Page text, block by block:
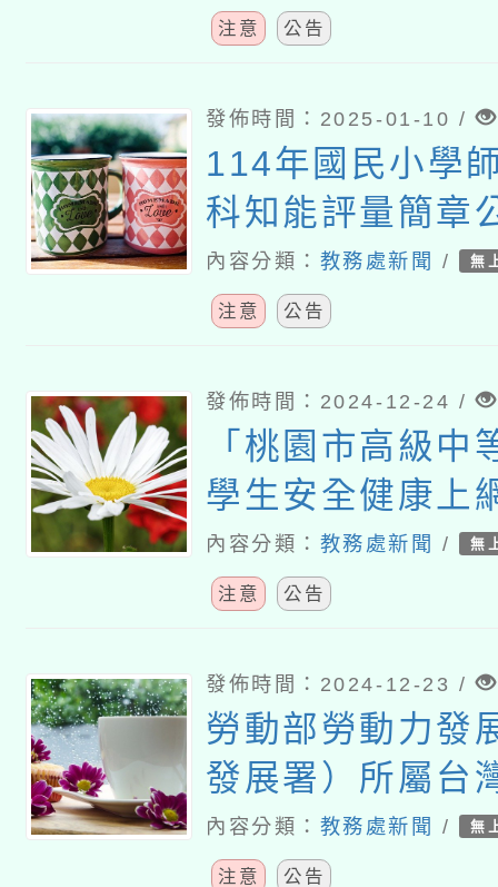
辨識技術個人資
注意 公告
發佈時間：2025-01-10 /
114年國民小學
科知能評量簡章
內容分類： 教務處新聞 / 無
注意 公告
發佈時間：2024-12-24 /
「桃園市高級中
學生安全健康上
畫」
內容分類： 教務處新聞 / 無
注意 公告
發佈時間：2024-12-23 /
勞動部勞動力發
發展署）所屬台
稱遭詐騙釣魚電
內容分類： 教務處新聞 / 無
注意 公告